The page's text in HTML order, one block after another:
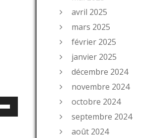
avril 2025
mars 2025
février 2025
janvier 2025
décembre 2024
novembre 2024
octobre 2024
septembre 2024
août 2024